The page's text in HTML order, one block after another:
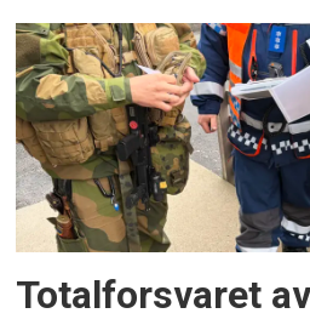
Totalforsvaret